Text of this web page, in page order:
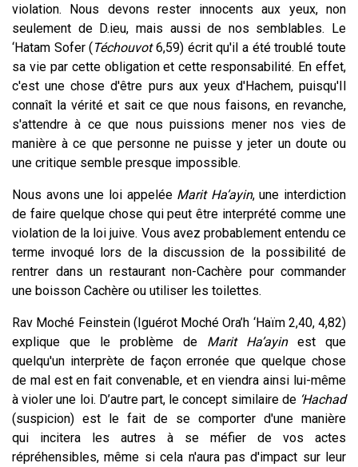
violation. Nous devons rester innocents aux yeux, non
seulement de D.ieu, mais aussi de nos semblables. Le
‘Hatam Sofer (Téchouvot6,59) écrit qu'il a été troublé toute
sa vie par cette obligation et cette responsabilité. En effet,
c'est une chose d'être purs aux yeux d'Hachem, puisqu'Il
connaît la vérité et sait ce que nous faisons, en revanche,
s'attendre à ce que nous puissions mener nos vies de
manière à ce que personne ne puisse y jeter un doute ou
une critique semble presque impossible.
Nous avons une loi appelée Marit Ha’ayin, une interdiction
de faire quelque chose qui peut être interprété comme une
violation de la loi juive. Vous avez probablement entendu ce
terme invoqué lors de la discussion de la possibilité de
rentrer dans un restaurant non-Cachère pour commander
une boisson Cachère ou utiliser les toilettes.
Rav Moché Feinstein (Iguérot Moché Ora’h ‘Haïm 2,40, 4,82)
explique que le problème de Marit Ha’ayin est que
quelqu'un interprète de façon erronée que quelque chose
de mal est en fait convenable, et en viendra ainsi lui-même
à violer une loi. D’autre part, le concept similaire de ‘Hachad
(suspicion) est le fait de se comporter d'une manière
qui incitera les autres à se méfier de vos actes
répréhensibles, même si cela n'aura pas d'impact sur leur